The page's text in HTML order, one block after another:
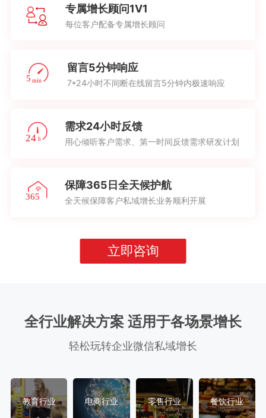
专属增长顾问1V1
每位客户配备专属增长顾问
留言5分钟响应
7*24小时不间断在线留言5分钟内极速响应
需求24小时反馈
用心倾听客户需求、第一时间反馈需求研发计划
保障365日全天候护航
全天候保障客户私域增长业务顺利开展
立即咨询
全行业解决方案 适用于各场景增长
轻松玩转企业微信私域增长
教育行业 电商行业 零售行业 餐饮行业